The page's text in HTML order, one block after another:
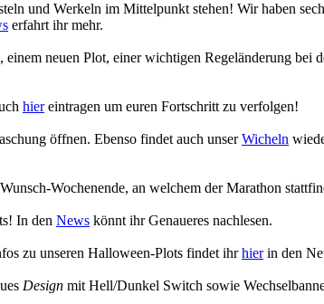
und Werkeln im Mittelpunkt stehen! Wir haben
erfahrt ihr mehr.
neuen Plot, einer wichtigen Regeländerung
hiereintragen um euren Fortschritt zu verfolgen!
öffnen. Ebenso findet auch unserWicheln
Wochenende, an welchem der Marathon
In den News könnt ihr Genaueres nachlesen.
zu unseren Halloween-Plots findet ihrhierin den
Design mit Hell/Dunkel Switch sowie